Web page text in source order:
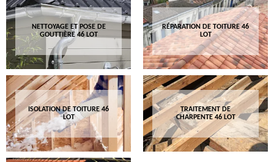
NETTOYAGE ET POSE DE
GOUTTIÈRE 46 LOT
RÉPARATION DE TOITURE 46
LOT
ISOLATION DE TOITURE 46
LOT
TRAITEMENT DE
CHARPENTE 46 LOT